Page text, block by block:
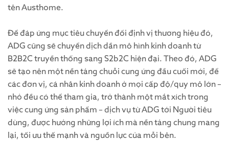
tên Austhome.
Để đáp ứng mục tiêu chuyển đổi định vị thương hiệu đó,
ADG cũng sẽ chuyển dịch dần mô hình kinh doanh từ
B2B2C truyền thống sang S2b2C hiện đại. Theo đó, ADG
sẽ tạo nên một nền tảng chuỗi cung ứng đầu cuối mới, để
các đơn vị, cá nhân kinh doanh ở mọi cấp độ/quy mô lớn –
nhỏ đều có thể tham gia, trở thành một mắt xích trong
việc cung ứng sản phẩm – dịch vụ từ ADG tới Người tiêu
dùng, được hưởng những lợi ích mà nền tảng chung mang
lại, tối ưu thế mạnh và nguồn lực của mỗi bên.